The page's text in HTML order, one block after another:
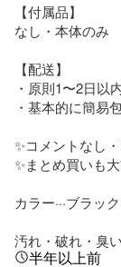
【付属品】
なし・本体のみ
【配送】
・原則1〜2日以
・基本的に簡易
✨コメントなし
✨まとめ買いも
カラー···ブラック
汚れ・破れ・臭い
半年以上前